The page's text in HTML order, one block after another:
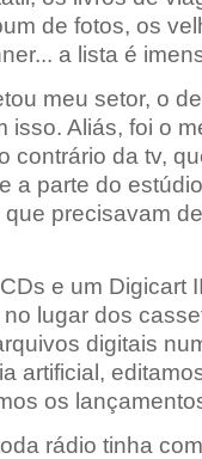
de fotos, os
a lista é
meu setor, o
isso. Aliás, foi o
contrário da tv,
a parte do
precisavam
e um Digicart
lugar dos
digitais
artificial,
os
rádio tinha